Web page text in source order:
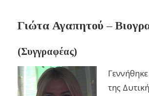
Γιώτα Αγαπητού –
(Συγγραφέας)
της